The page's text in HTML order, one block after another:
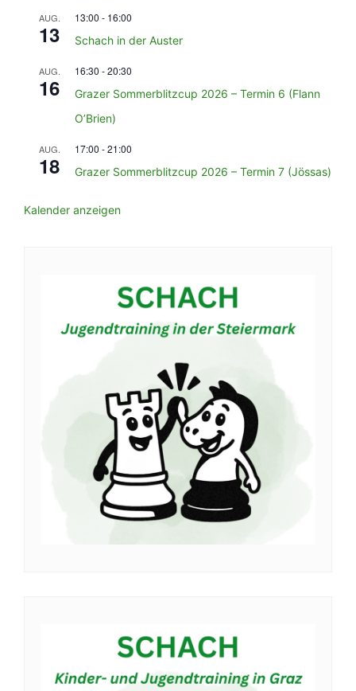
AUG.
13
13:00 - 16:00
Schach in der Auster
AUG.
16
16:30 -20:30
Grazer Sommerblitzcup 2026 – Termin 6 (Flann
O’Brien)
AUG.
18
17:00 -21:00
Grazer Sommerblitzcup 2026 – Termin 7 (Jössas)
Kalender anzeigen